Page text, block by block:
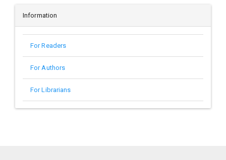
Information
For Readers
For Authors
For Librarians